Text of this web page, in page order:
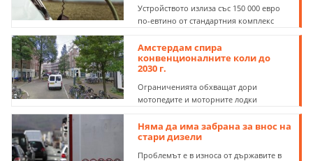
Устройството излиза със 150 000 евро
по-евтино от стандартния комплекс
Амстердам спира
конвенционалните коли до
2030 г.
Ограниченията обхващат дори
мотопедите и моторните лодки
Няма да има забрана за внос на
стари дизели
Проблемът е в износа от държавите в